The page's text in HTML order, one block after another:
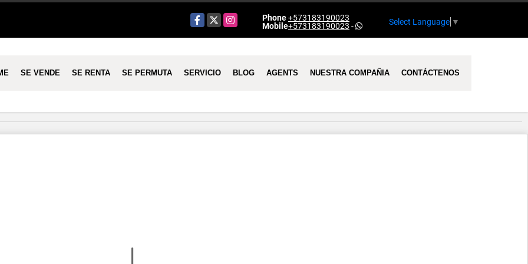
Facebook
X Instagram Phone+573183190023
Mobile+573183190023 - Select Language ▼
SE VENDE SE RENTA SE PERMUTA SERVICIO BLOG AGENTS NUESTRA COMPAÑIA CONTÁCTENOS